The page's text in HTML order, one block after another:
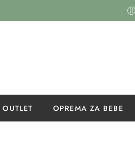
OUTLET OPREMA ZA BEBE